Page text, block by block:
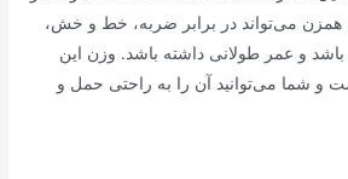
همزن می‌تواند در برابر ضربه، خط و خش،
و عمر طولانی داشته باشد. وزن این
و شما می‌توانید آن را به راحتی حمل و